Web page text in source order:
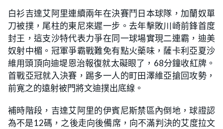
1
.
9
1
%
白衫吉達艾阿里連續兩年在決賽鬥日本球隊，加蘭奴單
刀被撲，尾柱的東尼來遲一步。去年擊敗川崎前鋒首度
封王，這支沙特代表力爭在同一球場實現二連霸，迪美
奴射中楣。冠軍爭霸戰難免有點火藥味，薩卡利亞夏沙
維用頭頂向迪堤恩治報復就太礙眼了，68分鐘收紅牌。
首戰亞冠就入決賽，踢多一人的町田澤維亞搶回攻勢，
前寛之的遠射被門將文迪撲出底線。
補時階段，吉達艾阿里的伊賓尼斯禁區內倒地，球證認
為不是12碼，之後走向後備席，向不滿判決的艾度拉文